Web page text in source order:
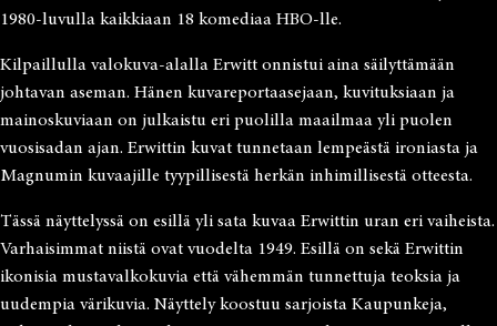
1980-luvulla kaikkiaan 18 komediaa HBO-lle.
Kilpaillulla valokuva-alalla Erwitt onnistui aina säilyttämään
johtavan aseman. Hänen kuvareportaasejaan, kuvituksiaan ja
mainoskuviaan on julkaistu eri puolilla maailmaa yli puolen
vuosisadan ajan. Erwittin kuvat tunnetaan lempeästä ironiasta ja
Magnumin kuvaajille tyypillisestä herkän inhimillisestä otteesta.
Tässä näyttelyssä on esillä yli sata kuvaa Erwittin uran eri vaiheista.
Varhaisimmat niistä ovat vuodelta 1949. Esillä on sekä Erwittin
ikonisia mustavalkokuvia että vähemmän tunnettuja teoksia ja
uudempia värikuvia. Näyttely koostuu sarjoista Kaupunkeja,